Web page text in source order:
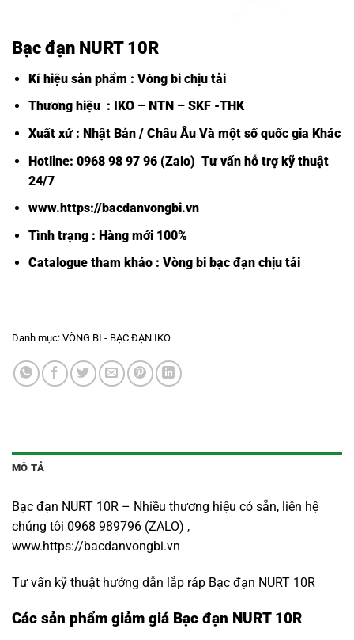
Bạc đạn NURT 10R
Kí hiệu sản phẩm : Vòng bi chịu tải
Thương hiệu : IKO – NTN – SKF -THK
Xuất xứ : Nhật Bản / Châu Âu Và một số quốc gia Khác
Hotline: 0968 98 97 96 (Zalo) Tư vấn hỗ trợ kỹ thuật
24/7
www.https://bacdanvongbi.vn
Tình trạng : Hàng mới 100%
Catalogue tham khảo : Vòng bi bạc đạn chịu tải
Danh mục: VÒNG BI - BẠC ĐẠN IKO
MÔ TẢ
Bạc đạn NURT 10R – Nhiều thương hiệu có sẵn, liên hệ
chúng tôi 0968 989796 (ZALO) ,
www.https://bacdanvongbi.vn
Tư vấn kỹ thuật hướng dẫn lắp ráp Bạc đạn NURT 10R
Các sản phẩm giảm giá Bạc đạn NURT 10R